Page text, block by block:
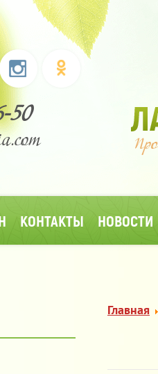
50
КОНТАКТЫ НОВОСТИ
Главная